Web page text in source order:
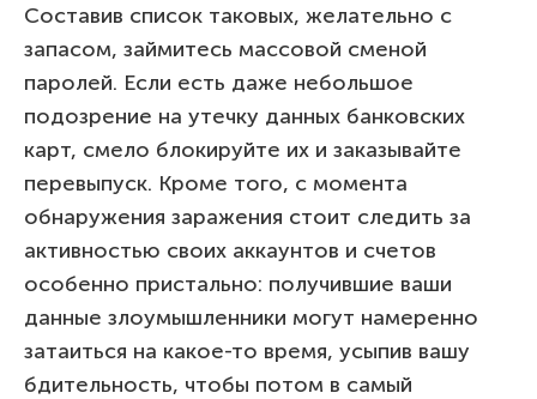
Составив список таковых, желательно с
запасом, займитесь массовой сменой
паролей. Если есть даже небольшое
подозрение на утечку данных банковских
карт, смело блокируйте их и заказывайте
перевыпуск. Кроме того, с момента
обнаружения заражения стоит следить за
активностью своих аккаунтов и счетов
особенно пристально: получившие ваши
данные злоумышленники могут намеренно
затаиться на какое-то время, усыпив вашу
бдительность, чтобы потом в самый